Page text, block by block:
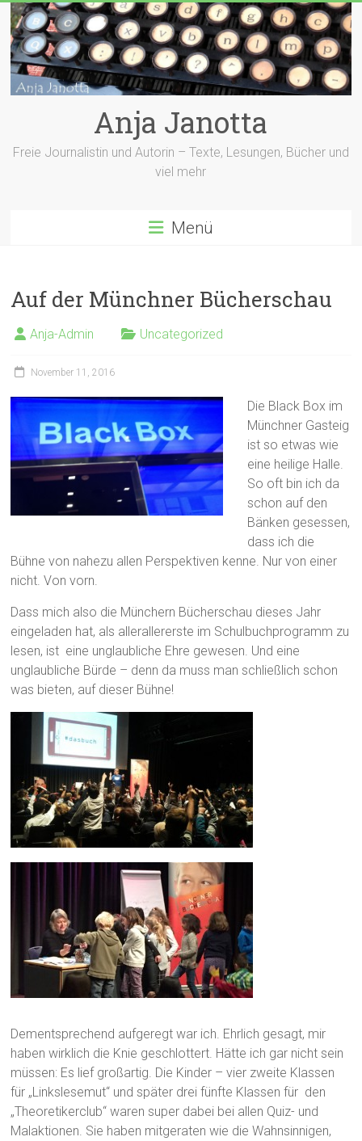
Zum
Inhalt
springen
Anja Janotta
Freie Journalistin und Autorin – Texte, Lesungen, Bücher und
viel mehr
Menü
Auf der Münchner Bücherschau
Anja-Admin Uncategorized
November 11, 2016
Die Black Box im
Münchner Gasteig
ist so etwas wie
eine heilige Halle.
So oft bin ich da
schon auf den
Bänken gesessen,
dass ich die
Bühne von nahezu allen Perspektiven kenne. Nur von einer
nicht. Von vorn.
Dass mich also die Münchern Bücherschau dieses Jahr
eingeladen hat, als allerallererste im Schulbuchprogramm zu
lesen, ist eine unglaubliche Ehre gewesen. Und eine
unglaubliche Bürde – denn da muss man schließlich schon
was bieten, auf dieser Bühne!
Dementsprechend aufgeregt war ich. Ehrlich gesagt, mir
haben wirklich die Knie geschlottert. Hätte ich gar nicht sein
müssen: Es lief großartig. Die Kinder – vier zweite Klassen
für „Linkslesemut“ und später drei fünfte Klassen für den
„Theoretikerclub“ waren super dabei bei allen Quiz- und
Malaktionen. Sie haben mitgeraten wie die Wahnsinnigen,